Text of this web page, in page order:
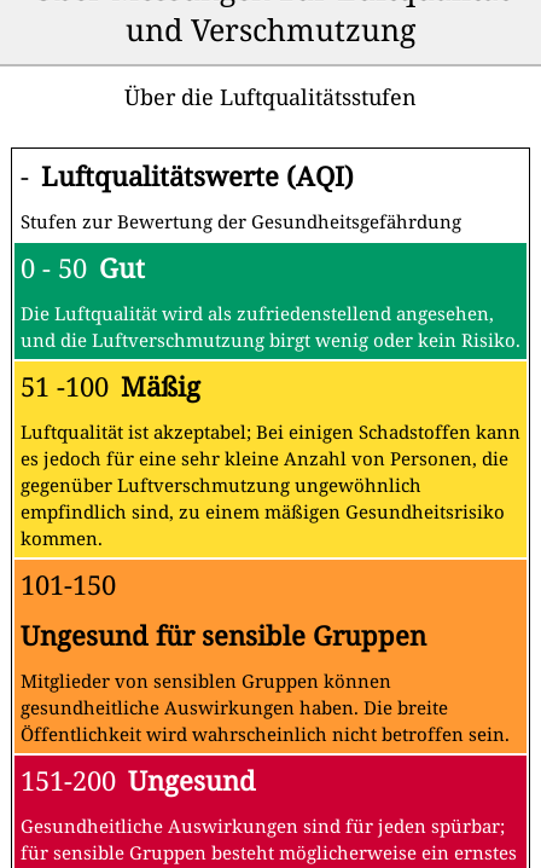
und Verschmutzung
Über die Luftqualitätsstufen
- Luftqualitätswerte (AQI)
Stufen zur Bewertung der Gesundheitsgefährdung
0 - 50 Gut
Die Luftqualität wird als zufriedenstellend angesehen,
und die Luftverschmutzung birgt wenig oder kein Risiko.
51 -100 Mäßig
Luftqualität ist akzeptabel; Bei einigen Schadstoffen kann
es jedoch für eine sehr kleine Anzahl von Personen, die
gegenüber Luftverschmutzung ungewöhnlich
empfindlich sind, zu einem mäßigen Gesundheitsrisiko
kommen.
101-150
Ungesund für sensible Gruppen
Mitglieder von sensiblen Gruppen können
gesundheitliche Auswirkungen haben. Die breite
Öffentlichkeit wird wahrscheinlich nicht betroffen sein.
151-200 Ungesund
Gesundheitliche Auswirkungen sind für jeden spürbar;
für sensible Gruppen besteht möglicherweise ein ernstes